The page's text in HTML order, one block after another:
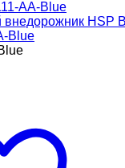
HSP
Blue